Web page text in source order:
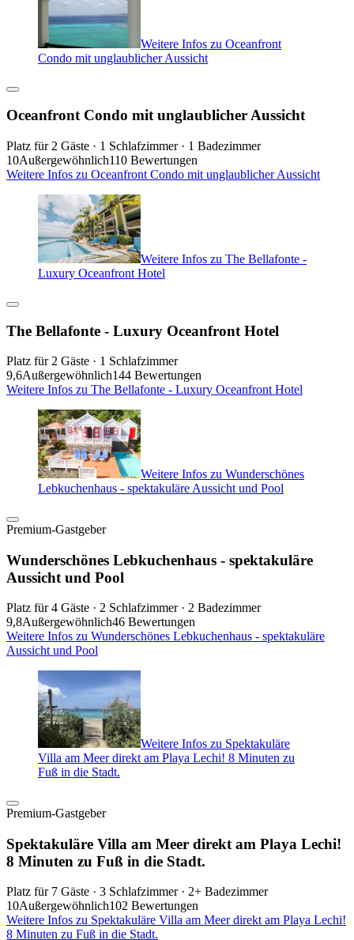
Weitere Infos zu Oceanfront
Condo mit unglaublicher Aussicht
Oceanfront Condo mit unglaublicher Aussicht
Platz für 2 Gäste · 1 Schlafzimmer · 1 Badezimmer
10Außergewöhnlich110 Bewertungen
Weitere Infos zu Oceanfront Condo mit unglaublicher Aussicht
Weitere Infos zu The Bellafonte -
Luxury Oceanfront Hotel
The Bellafonte - Luxury Oceanfront Hotel
Platz für 2 Gäste · 1 Schlafzimmer
9,6Außergewöhnlich144 Bewertungen
Weitere Infos zu The Bellafonte - Luxury Oceanfront Hotel
Weitere Infos zu Wunderschönes
Lebkuchenhaus - spektakuläre Aussicht und Pool
Premium-Gastgeber
Wunderschönes Lebkuchenhaus - spektakuläre
Aussicht und Pool
Platz für 4 Gäste · 2 Schlafzimmer · 2 Badezimmer
9,8Außergewöhnlich46 Bewertungen
Weitere Infos zu Wunderschönes Lebkuchenhaus - spektakuläre
Aussicht und Pool
Weitere Infos zu Spektakuläre
Villa am Meer direkt am Playa Lechi! 8 Minuten zu
Fuß in die Stadt.
Premium-Gastgeber
Spektakuläre Villa am Meer direkt am Playa Lechi!
8 Minuten zu Fuß in die Stadt.
Platz für 7 Gäste · 3 Schlafzimmer · 2+ Badezimmer
10Außergewöhnlich102 Bewertungen
Weitere Infos zu Spektakuläre Villa am Meer direkt am Playa Lechi!
8 Minuten zu Fuß in die Stadt.